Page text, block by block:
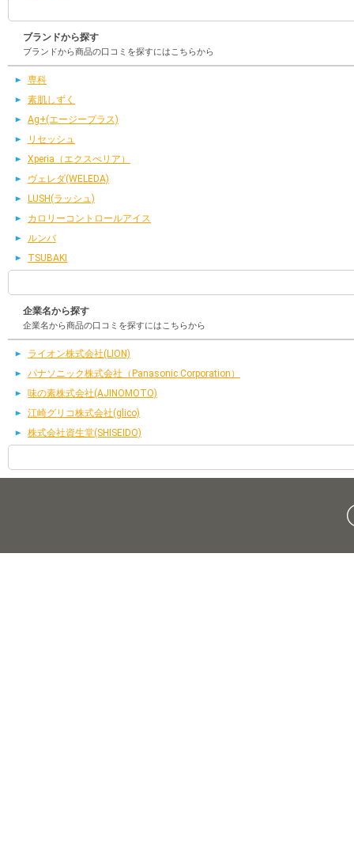
ブランドから探す
ブランドから商品の口コミを探すにはこちらから
専科
素肌しずく
Ag+(エージープラス)
リセッシュ
Xperia（エクスぺリア）
ヴェレダ(WELEDA)
LUSH(ラッシュ)
カロリーコントロールアイス
ルンバ
TSUBAKI
企業名から探す
企業名から商品の口コミを探すにはこちらから
ライオン株式会社(LION)
パナソニック株式会社（Panasonic Corporation）
味の素株式会社(AJINOMOTO)
江崎グリコ株式会社(glico)
株式会社資生堂(SHISEIDO)